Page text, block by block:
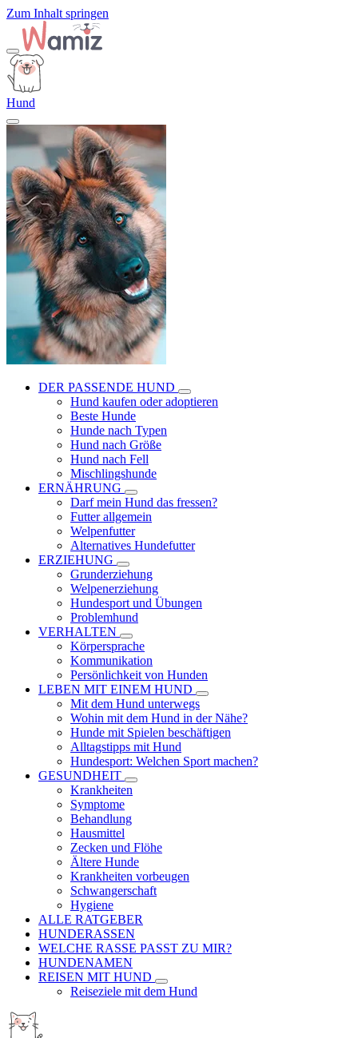
Zum Inhalt springen
Hund
DER PASSENDE HUND
Hund kaufen oder adoptieren
Beste Hunde
Hunde nach Typen
Hund nach Größe
Hund nach Fell
Mischlingshunde
ERNÄHRUNG
Darf mein Hund das fressen?
Futter allgemein
Welpenfutter
Alternatives Hundefutter
ERZIEHUNG
Grunderziehung
Welpenerziehung
Hundesport und Übungen
Problemhund
VERHALTEN
Körpersprache
Kommunikation
Persönlichkeit von Hunden
LEBEN MIT EINEM HUND
Mit dem Hund unterwegs
Wohin mit dem Hund in der Nähe?
Hunde mit Spielen beschäftigen
Alltagstipps mit Hund
Hundesport: Welchen Sport machen?
GESUNDHEIT
Krankheiten
Symptome
Behandlung
Hausmittel
Zecken und Flöhe
Ältere Hunde
Krankheiten vorbeugen
Schwangerschaft
Hygiene
ALLE RATGEBER
HUNDERASSEN
WELCHE RASSE PASST ZU MIR?
HUNDENAMEN
REISEN MIT HUND
Reiseziele mit dem Hund